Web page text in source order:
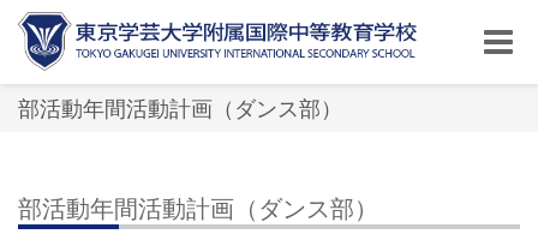
Toggle
部活動年間活動計画（ダンス部）
部活動年間活動計画（ダンス部）